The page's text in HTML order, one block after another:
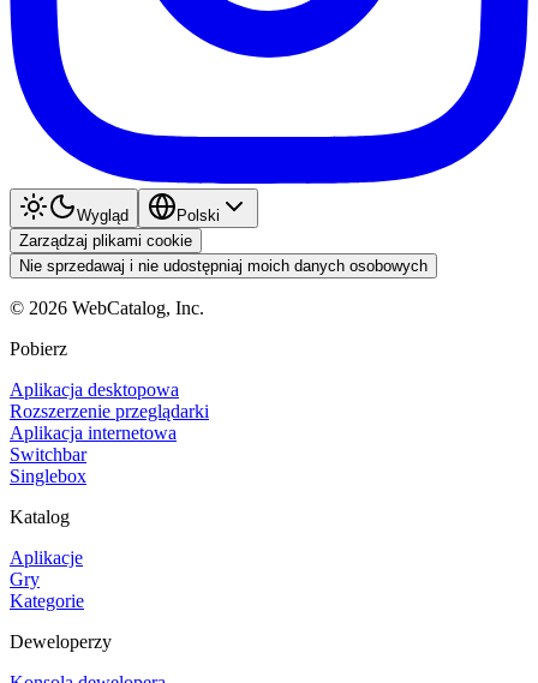
Wygląd
Polski
Zarządzaj plikami cookie
Nie sprzedawaj i nie udostępniaj moich danych osobowych
© 2026 WebCatalog, Inc.
Pobierz
Aplikacja desktopowa
Rozszerzenie przeglądarki
Aplikacja internetowa
Switchbar
Singlebox
Katalog
Aplikacje
Gry
Kategorie
Deweloperzy